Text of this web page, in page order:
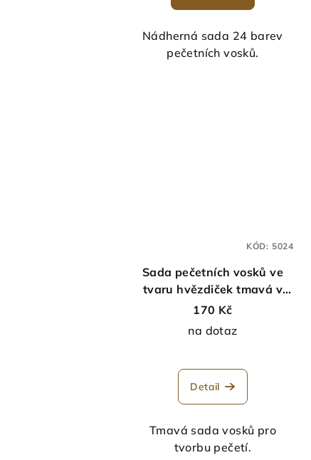
Nádherná sada 24 barev
pečetních vosků.
Sada pečetních vosků ve
tvaru hvězdiček tmavá v
boxu - cca 150 ks
170 Kč
na dotaz
Detail
Tmavá sada vosků pro
tvorbu pečetí.
KÓD: 5024